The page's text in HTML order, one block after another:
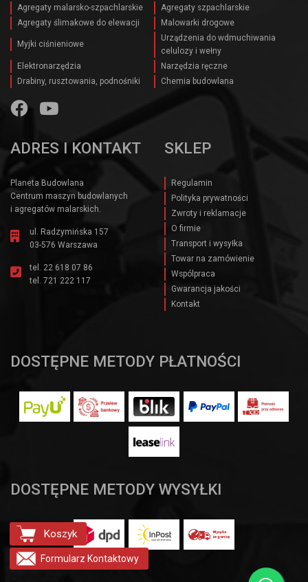
Agregaty malarsko-szpachlarskie
Agregaty szpachlarskie
Agregaty ślimakowe do elewacji
Malowarki drogowe
Myjki ciśnieniowe
Urządzenia do wdmuchiwania
celulozy i wełny
Elektronarzędzia
Narzędzia ręczne
Drabiny, rusztowania, podnośniki
Chemia budowlana
ADRES I KONTAKT
Planeta Budowlana
Centrum maszyn budowlanych
i agregatów malarskich.
ul. Radzymińska 157
03-576 Warszawa
tel. 22 618 07 86
tel. 721 222 117
SKLEP
Regulamin
Polityka prywatności
Zwroty i reklamacje
O firmie
Transport i wysyłka
Towar na zamówienie
Wspólpraca
Gwarancja jakości
Kontakt
DOSTĘPNE METODY PŁATNOŚCI
DOSTĘPNE METODY WYSYŁKI
Formularz Kontaktowy
Koszyk